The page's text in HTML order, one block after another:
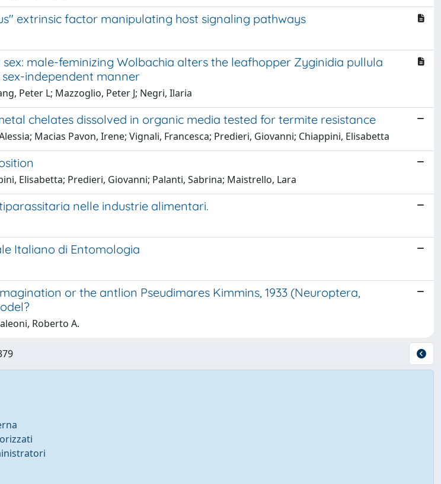
extrinsic factor manipulating host signaling pathways
male-feminizing Wolbachia alters the leafhopper Zyginidia pullula
independent manner
Peter L; Mazzoglio, Peter J; Negri, Ilaria
chelates dissolved in organic media tested for termite resistance
Macias Pavon, Irene; Vignali, Francesca; Predieri, Giovanni; Chiappini, Elisabetta
Elisabetta; Predieri, Giovanni; Palanti, Sabrina; Maistrello, Lara
nelle industrie alimentari.
Italiano di Entomologia
or the antlion Pseudimares Kimmins, 1933 (Neuroptera,
Roberto A.